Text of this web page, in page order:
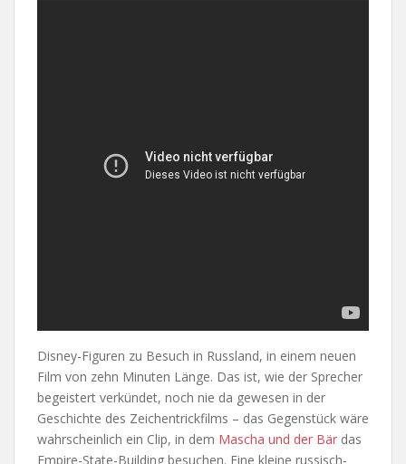
Disney-Figuren zu Besuch in Russland, in einem neuen
Film von zehn Minuten Länge. Das ist, wie der Sprecher
begeistert verkündet, noch nie da gewesen in der
Geschichte des Zeichentrickfilms – das Gegenstück wäre
wahrscheinlich ein Clip, in dem Mascha und der Bär das
Empire-State-Building besuchen. Eine kleine russisch-